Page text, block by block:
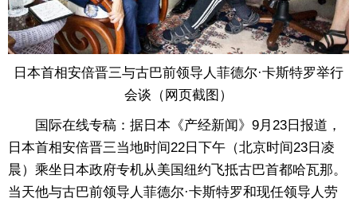
日本首相安倍晋三与古巴前领导人菲德尔·卡斯特罗举行
会谈（网页截图）
国际在线专稿：据日本《产经新闻》9月23日报道，
日本首相安倍晋三当地时间22日下午（北京时间23日凌
晨）乘坐日本政府专机从美国纽约飞抵古巴首都哈瓦那。
当天他与古巴前领导人菲德尔·卡斯特罗和现任领导人劳